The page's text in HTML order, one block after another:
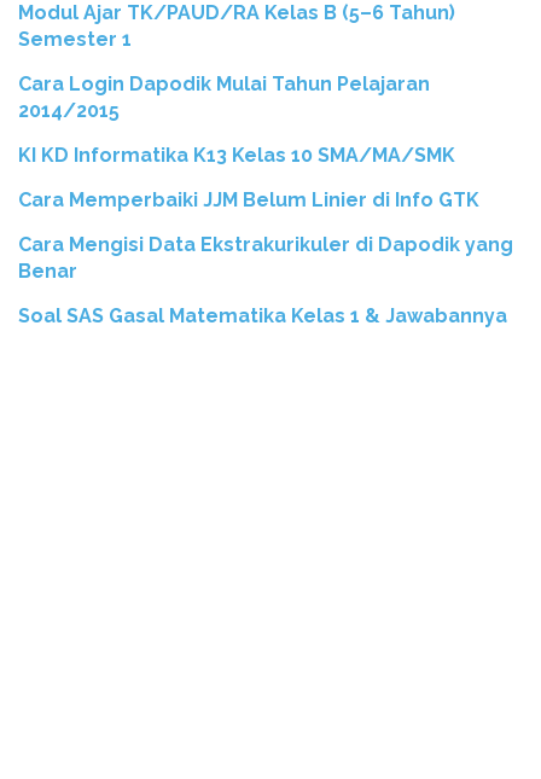
Modul Ajar TK/PAUD/RA Kelas B (5–6 Tahun)
Semester 1
Cara Login Dapodik Mulai Tahun Pelajaran
2014/2015
KI KD Informatika K13 Kelas 10 SMA/MA/SMK
Cara Memperbaiki JJM Belum Linier di Info GTK
Cara Mengisi Data Ekstrakurikuler di Dapodik yang
Benar
Soal SAS Gasal Matematika Kelas 1 & Jawabannya